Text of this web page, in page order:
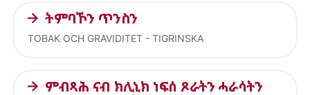
ትምባኾን ጥንስን
TOBAK OCH GRAVIDITET - TIGRINSKA
ምብጻሕ ናብ ክሊኒክ ነፍሰ ጾራትን ሓራሳትን